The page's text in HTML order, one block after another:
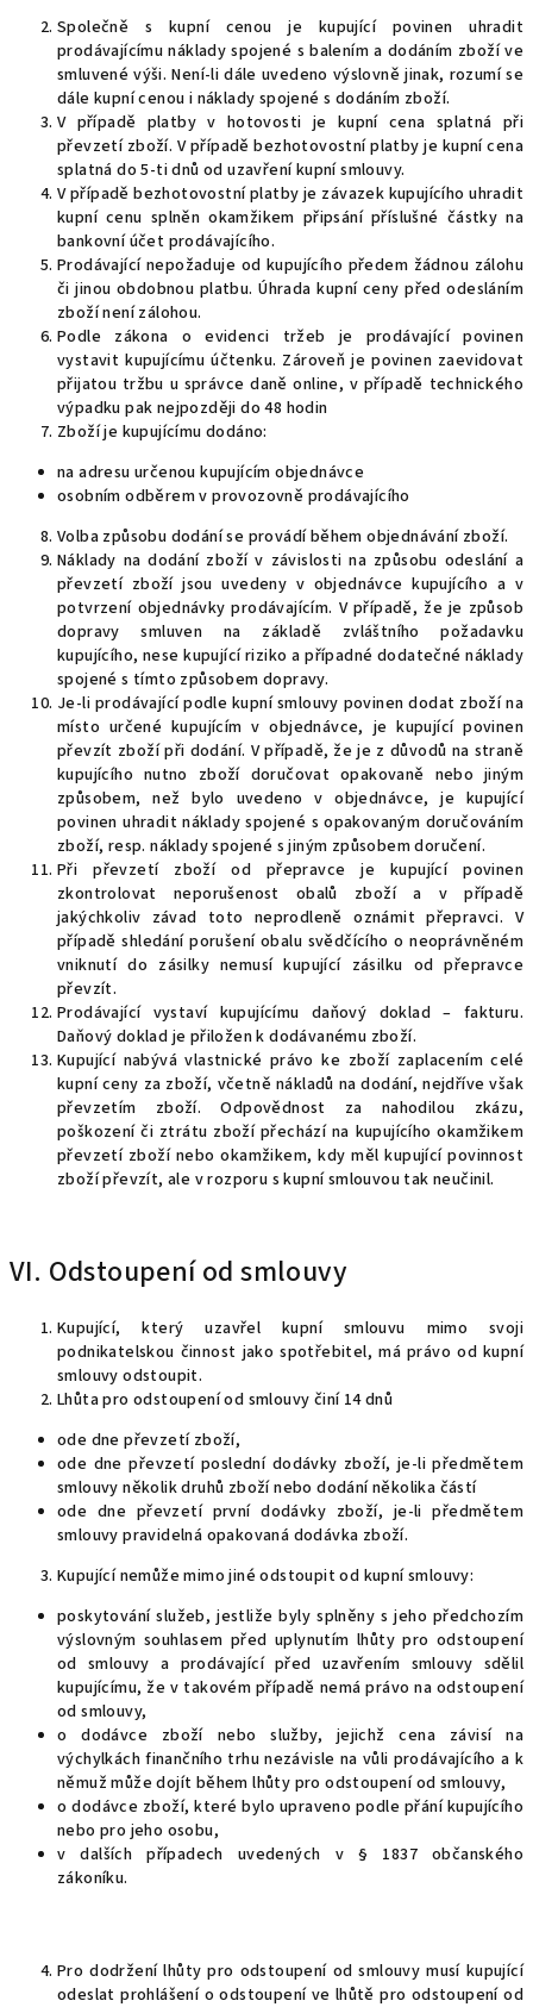
Společně s kupní cenou je kupující povinen uhradit
prodávajícímu náklady spojené s balením a dodáním zboží ve
smluvené výši. Není-li dále uvedeno výslovně jinak, rozumí se
dále kupní cenou i náklady spojené s dodáním zboží.
V případě platby v hotovosti je kupní cena splatná při
převzetí zboží. V případě bezhotovostní platby je kupní cena
splatná do 5-ti dnů od uzavření kupní smlouvy.
V případě bezhotovostní platby je závazek kupujícího uhradit
kupní cenu splněn okamžikem připsání příslušné částky na
bankovní účet prodávajícího.
Prodávající nepožaduje od kupujícího předem žádnou zálohu
či jinou obdobnou platbu. Úhrada kupní ceny před odesláním
zboží není zálohou.
Podle zákona o evidenci tržeb je prodávající povinen
vystavit kupujícímu účtenku. Zároveň je povinen zaevidovat
přijatou tržbu u správce daně online, v případě technického
výpadku pak nejpozději do 48 hodin
Zboží je kupujícímu dodáno:
na adresu určenou kupujícím objednávce
osobním odběrem v provozovně prodávajícího
Volba způsobu dodání se provádí během objednávání zboží.
Náklady na dodání zboží v závislosti na způsobu odeslání a
převzetí zboží jsou uvedeny v objednávce kupujícího a v
potvrzení objednávky prodávajícím. V případě, že je způsob
dopravy smluven na základě zvláštního požadavku
kupujícího, nese kupující riziko a případné dodatečné náklady
spojené s tímto způsobem dopravy.
Je-li prodávající podle kupní smlouvy povinen dodat zboží na
místo určené kupujícím v objednávce, je kupující povinen
převzít zboží při dodání. V případě, že je z důvodů na straně
kupujícího nutno zboží doručovat opakovaně nebo jiným
způsobem, než bylo uvedeno v objednávce, je kupující
povinen uhradit náklady spojené s opakovaným doručováním
zboží, resp. náklady spojené s jiným způsobem doručení.
Při převzetí zboží od přepravce je kupující povinen
zkontrolovat neporušenost obalů zboží a v případě
jakýchkoliv závad toto neprodleně oznámit přepravci. V
případě shledání porušení obalu svědčícího o neoprávněném
vniknutí do zásilky nemusí kupující zásilku od přepravce
převzít.
Prodávající vystaví kupujícímu daňový doklad – fakturu.
Daňový doklad je přiložen k dodávanému zboží.
Kupující nabývá vlastnické právo ke zboží zaplacením celé
kupní ceny za zboží, včetně nákladů na dodání, nejdříve však
převzetím zboží. Odpovědnost za nahodilou zkázu,
poškození či ztrátu zboží přechází na kupujícího okamžikem
převzetí zboží nebo okamžikem, kdy měl kupující povinnost
zboží převzít, ale v rozporu s kupní smlouvou tak neučinil.
VI. Odstoupení od smlouvy
Kupující, který uzavřel kupní smlouvu mimo svoji
podnikatelskou činnost jako spotřebitel, má právo od kupní
smlouvy odstoupit.
Lhůta pro odstoupení od smlouvy činí 14 dnů
ode dne převzetí zboží,
ode dne převzetí poslední dodávky zboží, je-li předmětem
smlouvy několik druhů zboží nebo dodání několika částí
ode dne převzetí první dodávky zboží, je-li předmětem
smlouvy pravidelná opakovaná dodávka zboží.
Kupující nemůže mimo jiné odstoupit od kupní smlouvy:
poskytování služeb, jestliže byly splněny s jeho předchozím
výslovným souhlasem před uplynutím lhůty pro odstoupení
od smlouvy a prodávající před uzavřením smlouvy sdělil
kupujícímu, že v takovém případě nemá právo na odstoupení
od smlouvy,
o dodávce zboží nebo služby, jejichž cena závisí na
výchylkách finančního trhu nezávisle na vůli prodávajícího a k
němuž může dojít během lhůty pro odstoupení od smlouvy,
o dodávce zboží, které bylo upraveno podle přání kupujícího
nebo pro jeho osobu,
v dalších případech uvedených v § 1837 občanského
zákoníku.
Pro dodržení lhůty pro odstoupení od smlouvy musí kupující
odeslat prohlášení o odstoupení ve lhůtě pro odstoupení od